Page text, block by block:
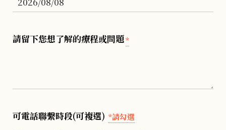
請留下您想了解的療程或問題*
可電話聯繫時段(可複選) *請勾選